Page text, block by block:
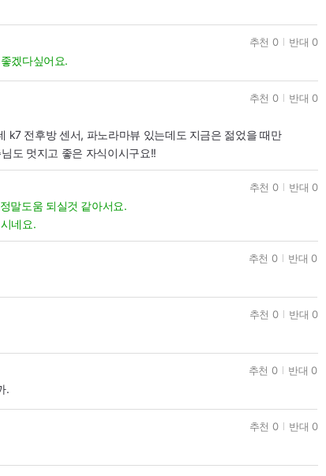
겠다싶어요.
추천 0 반대 0
k7 전후방 센서, 파노라마뷰 있는데도 지금은 젊었을 때만
도 멋지고 좋은 자식이시구요!!
추천 0 반대 0
말도움 되실것 같아서요.
네요.
추천 0 반대 0
추천 0 반대 0
추천 0 반대 0
.
추천 0 반대 0
추천 0 반대 0